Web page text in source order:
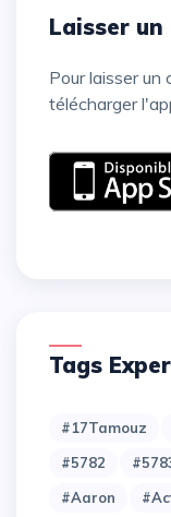
Laisser
Pour laisser un commentaire, n'hésitez pas à
télécharger
Tags
#17Tamouz
#5782
#Aaron